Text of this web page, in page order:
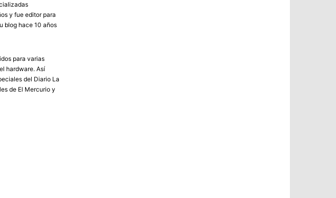
y fue editor para
blog hace 10 años
para varias
hardware. Así
del Diario La
de El Mercurio y